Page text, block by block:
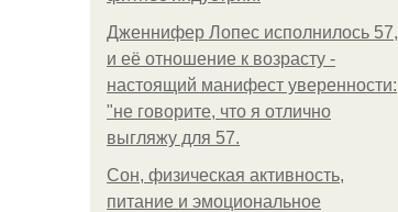
Дженнифер Лопес исполнилось 57,
и её отношение к возрасту -
настоящий манифест уверенности:
"не говорите, что я отлично
выгляжу для 57.
Сон, физическая активность,
питание и эмоциональное